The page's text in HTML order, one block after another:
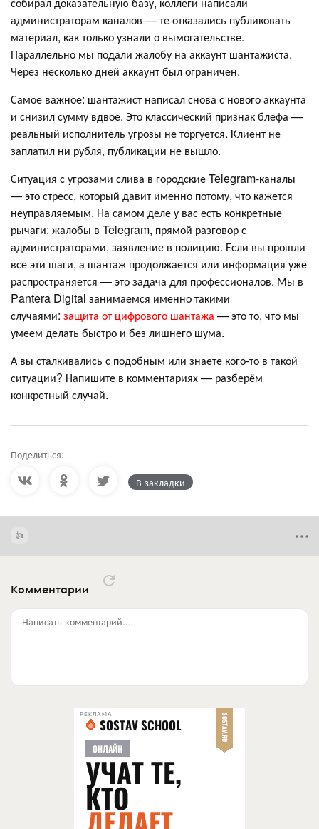
администраторам каналов — те отказались публиковать
материал, как только узнали о вымогательстве.
Параллельно мы подали жалобу на аккаунт шантажиста.
Через несколько дней аккаунт был ограничен.
Самое важное: шантажист написал снова с нового аккаунта
и снизил сумму вдвое. Это классический признак блефа —
реальный исполнитель угрозы не торгуется. Клиент не
заплатил ни рубля, публикации не вышло.
Ситуация с угрозами слива в городские Telegram-каналы
— это стресс, который давит именно потому, что кажется
неуправляемым. На самом деле у вас есть конкретные
рычаги: жалобы в Telegram, прямой разговор с
администраторами, заявление в полицию. Если вы прошли
все эти шаги, а шантаж продолжается или информация уже
распространяется — это задача для профессионалов. Мы в
Pantera Digital занимаемся именно такими
случаями: защита от цифрового шантажа — это то, что мы
умеем делать быстро и без лишнего шума.
А вы сталкивались с подобным или знаете кого-то в такой
ситуации? Напишите в комментариях — разберём
конкретный случай.
Поделиться:
В закладки
Комментарии
Написать комментарий...
РЕКЛАМА